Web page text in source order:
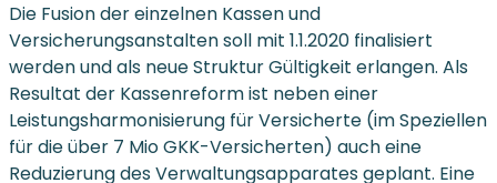
Die Fusion der einzelnen Kassen und
Versicherungsanstalten soll mit 1.1.2020 finalisiert
werden und als neue Struktur Gültigkeit erlangen. Als
Resultat der Kassenreform ist neben einer
Leistungsharmonisierung für Versicherte (im Speziellen
für die über 7 Mio GKK-Versicherten) auch eine
Reduzierung des Verwaltungsapparates geplant. Eine